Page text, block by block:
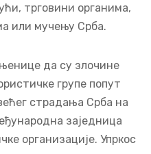
трговини органима,
или мучењу Срба.
да су злочине
групе попут
страдања Срба на
заједница
организације. Упркос